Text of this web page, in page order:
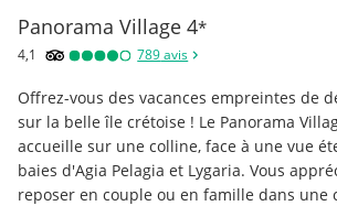
Panorama Village 4*
4,1 789avis
Offrez-vous des vacances empreintes de
sur la belle île crétoise ! Le Panorama
accueille sur une colline, face à une vue
baies d'Agia Pelagia et Lygaria. Vous
reposer en couple ou en famille dans une